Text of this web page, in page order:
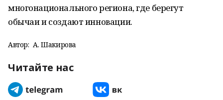
многонационального региона, где берегут
обычаи и создают инновации.
Автор: А. Шакирова
Читайте нас